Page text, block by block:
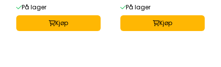
På lager
Kjøp
På lager
Kjøp